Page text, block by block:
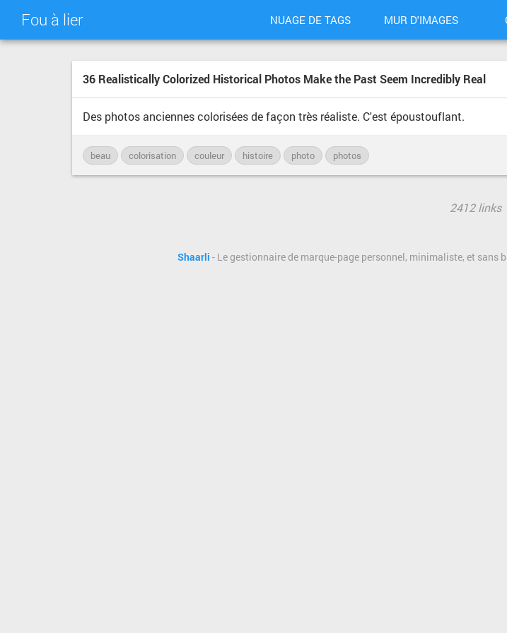
Fou à lier NUAGE DE TAGS MUR D'IMAGES
36 Realistically Colorized Historical Photos Make the Past Seem Incredibly Real
Des photos anciennes colorisées de façon très réaliste. C'est époustouflant.
beau colorisation couleur histoire photo photos
2412 links
Shaarli - Le gestionnaire de marque-page personnel, minimaliste, et sans